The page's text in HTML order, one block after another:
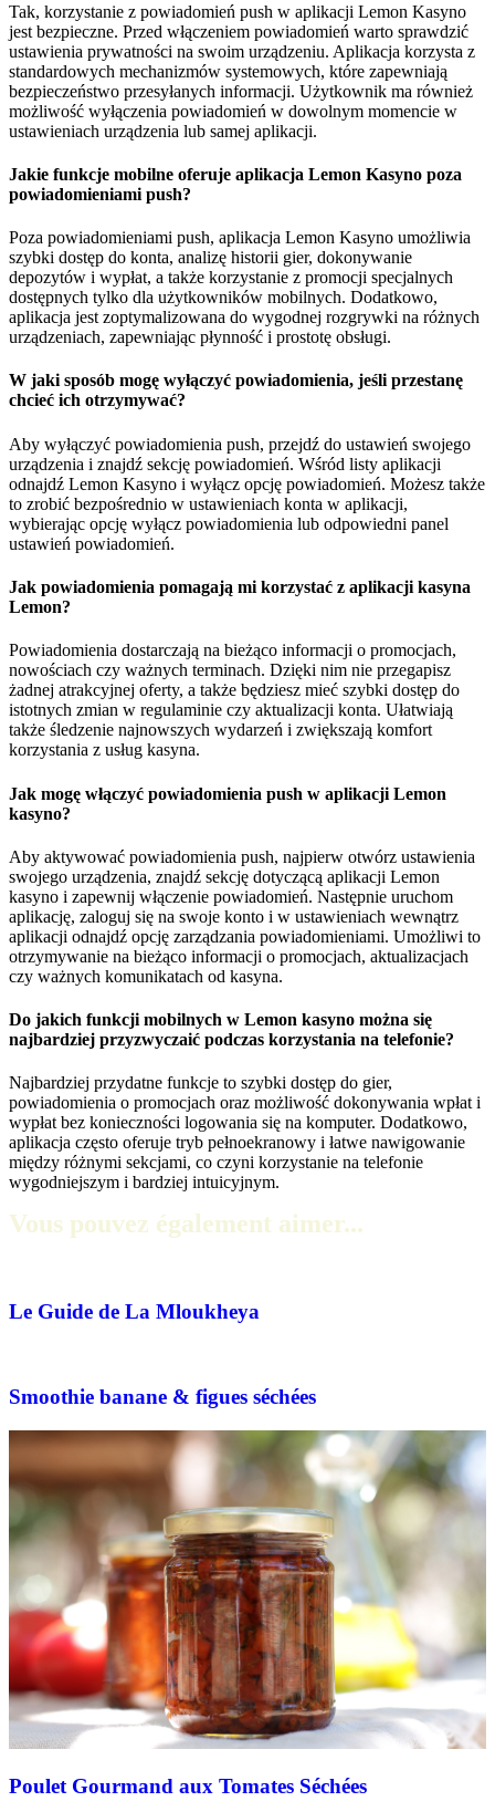
Tak, korzystanie z powiadomień push w aplikacji Lemon Kasyno
jest bezpieczne. Przed włączeniem powiadomień warto sprawdzić
ustawienia prywatności na swoim urządzeniu. Aplikacja korzysta z
standardowych mechanizmów systemowych, które zapewniają
bezpieczeństwo przesyłanych informacji. Użytkownik ma również
możliwość wyłączenia powiadomień w dowolnym momencie w
ustawieniach urządzenia lub samej aplikacji.
Jakie funkcje mobilne oferuje aplikacja Lemon Kasyno poza
powiadomieniami push?
Poza powiadomieniami push, aplikacja Lemon Kasyno umożliwia
szybki dostęp do konta, analizę historii gier, dokonywanie
depozytów i wypłat, a także korzystanie z promocji specjalnych
dostępnych tylko dla użytkowników mobilnych. Dodatkowo,
aplikacja jest zoptymalizowana do wygodnej rozgrywki na różnych
urządzeniach, zapewniając płynność i prostotę obsługi.
W jaki sposób mogę wyłączyć powiadomienia, jeśli przestanę
chcieć ich otrzymywać?
Aby wyłączyć powiadomienia push, przejdź do ustawień swojego
urządzenia i znajdź sekcję powiadomień. Wśród listy aplikacji
odnajdź Lemon Kasyno i wyłącz opcję powiadomień. Możesz także
to zrobić bezpośrednio w ustawieniach konta w aplikacji,
wybierając opcję wyłącz powiadomienia lub odpowiedni panel
ustawień powiadomień.
Jak powiadomienia pomagają mi korzystać z aplikacji kasyna
Lemon?
Powiadomienia dostarczają na bieżąco informacji o promocjach,
nowościach czy ważnych terminach. Dzięki nim nie przegapisz
żadnej atrakcyjnej oferty, a także będziesz mieć szybki dostęp do
istotnych zmian w regulaminie czy aktualizacji konta. Ułatwiają
także śledzenie najnowszych wydarzeń i zwiększają komfort
korzystania z usług kasyna.
Jak mogę włączyć powiadomienia push w aplikacji Lemon
kasyno?
Aby aktywować powiadomienia push, najpierw otwórz ustawienia
swojego urządzenia, znajdź sekcję dotyczącą aplikacji Lemon
kasyno i zapewnij włączenie powiadomień. Następnie uruchom
aplikację, zaloguj się na swoje konto i w ustawieniach wewnątrz
aplikacji odnajdź opcję zarządzania powiadomieniami. Umożliwi to
otrzymywanie na bieżąco informacji o promocjach, aktualizacjach
czy ważnych komunikatach od kasyna.
Do jakich funkcji mobilnych w Lemon kasyno można się
najbardziej przyzwyczaić podczas korzystania na telefonie?
Najbardziej przydatne funkcje to szybki dostęp do gier,
powiadomienia o promocjach oraz możliwość dokonywania wpłat i
wypłat bez konieczności logowania się na komputer. Dodatkowo,
aplikacja często oferuje tryb pełnoekranowy i łatwe nawigowanie
między różnymi sekcjami, co czyni korzystanie na telefonie
wygodniejszym i bardziej intuicyjnym.
Vous pouvez également aimer...
Le Guide de La Mloukheya
Smoothie banane & figues séchées
Poulet Gourmand aux Tomates Séchées